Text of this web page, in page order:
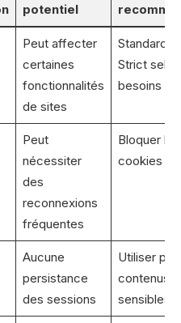
potentiel
Peut affecter
certaines
fonctionnalités
de sites
Standard
Strict
besoins
Peut
nécessiter
des
reconnexions
fréquentes
Bloquer les
cookies
Aucune
persistance
des sessions
Utiliser
contenus
sensibles